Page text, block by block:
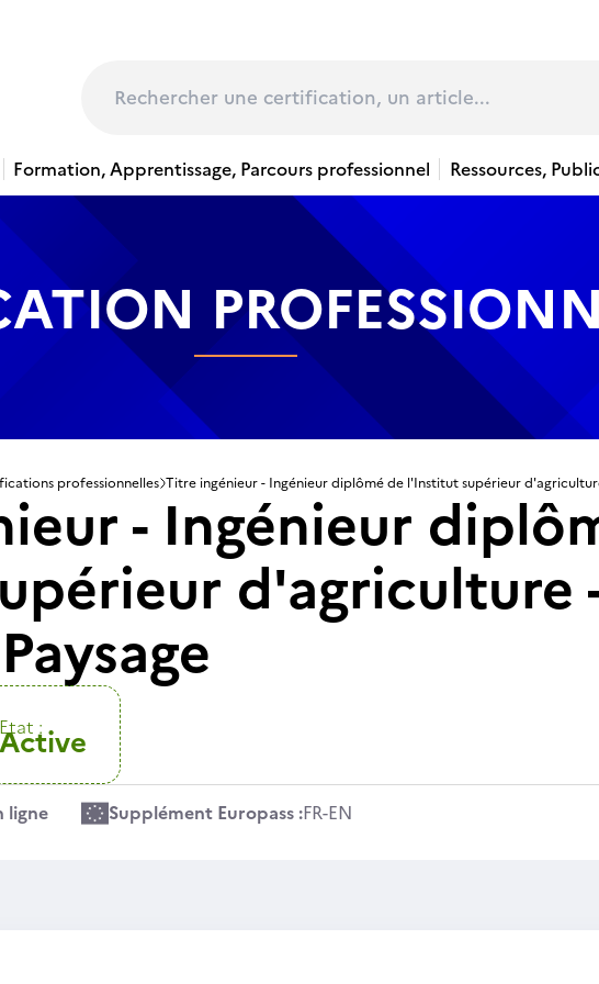
Formation, Apprentissage, Parcours professionnel Ressources,
professionnelles Titre ingénieur - Ingénieur diplômé de l'Institut supérieur
- Ingénieur
d'agriculture
Etat :
Active
ligne Supplément Europass :FR-EN